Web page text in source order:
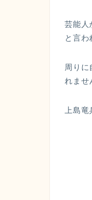
芸能人
と言わ
周りに
れませ
上島